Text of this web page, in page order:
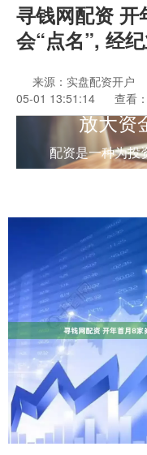
寻钱网配资 开
会“点名”, 经
来源：实盘配资开户
05-01 13:51:14
查看
放大资
配资是一种为投